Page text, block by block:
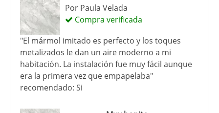
Por Paula Velada
Compra verificada
"El mármol imitado es perfecto y los toques
metalizados le dan un aire moderno a mi
habitación. La instalación fue muy fácil aunque
era la primera vez que empapelaba"
recomendado: Si